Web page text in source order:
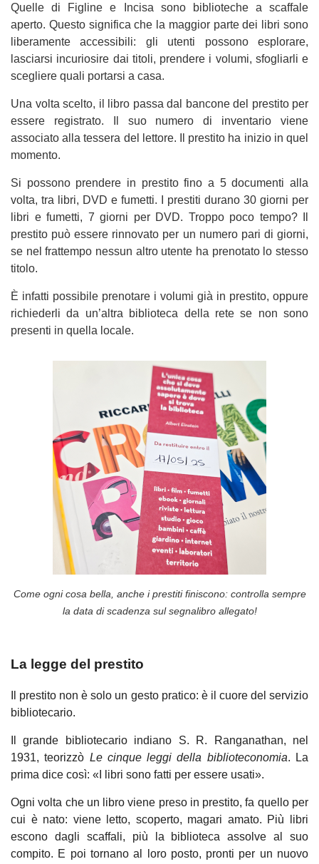
Quelle di Figline e Incisa sono biblioteche a scaffale
aperto. Questo significa che la maggior parte dei libri sono
liberamente accessibili: gli utenti possono esplorare,
lasciarsi incuriosire dai titoli, prendere i volumi, sfogliarli e
scegliere quali portarsi a casa.
Una volta scelto, il libro passa dal bancone del prestito per
essere registrato. Il suo numero di inventario viene
associato alla tessera del lettore. Il prestito ha inizio in quel
momento.
Si possono prendere in prestito fino a 5 documenti alla
volta, tra libri, DVD e fumetti. I prestiti durano 30 giorni per
libri e fumetti, 7 giorni per DVD. Troppo poco tempo? Il
prestito può essere rinnovato per un numero pari di giorni,
se nel frattempo nessun altro utente ha prenotato lo stesso
titolo.
È infatti possibile prenotare i volumi già in prestito, oppure
richiederli da un’altra biblioteca della rete se non sono
presenti in quella locale.
Come ogni cosa bella, anche i prestiti finiscono: controlla sempre
la data di scadenza sul segnalibro allegato!
La legge del prestito
Il prestito non è solo un gesto pratico: è il cuore del servizio
bibliotecario.
Il grande bibliotecario indiano S. R. Ranganathan, nel
1931, teorizzò Le cinque leggi della biblioteconomia. La
prima dice così: « I libri sono fatti per essere usati».
Ogni volta che un libro viene preso in prestito, fa quello per
cui è nato: viene letto, scoperto, magari amato. Più libri
escono dagli scaffali, più la biblioteca assolve al suo
compito. E poi tornano al loro posto, pronti per un nuovo